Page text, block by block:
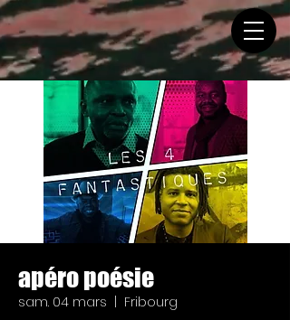
apéro poésie
sam. 04 mars Fribourg